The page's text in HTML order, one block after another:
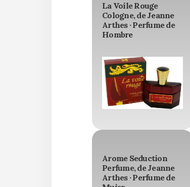
La Voile Rouge
Cologne, de Jeanne
Arthes · Perfume de
Hombre
Arome Seduction
Perfume, de Jeanne
Arthes · Perfume de